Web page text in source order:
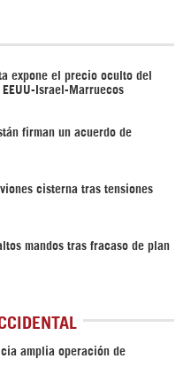
expone el precio oculto del
Israel-Marruecos
firman un acuerdo de
cisterna tras tensiones
mandos tras fracaso de plan
amplia operación de